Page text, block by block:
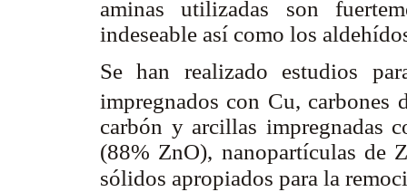
aminas utilizadas son
indeseable así como los
Se han realizado estudios
impregnados con Cu, carbones
carbón y arcillas impregnadas
(88% ZnO), nanopartículas de
sólidos apropiados para la